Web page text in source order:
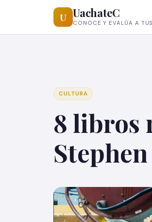
U UachateC
CONOCE Y EVALÚA A
CULTURA
8 libros